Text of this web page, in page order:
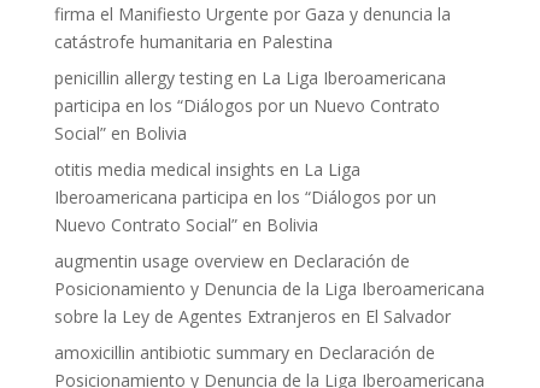
firma el Manifiesto Urgente por Gaza y denuncia la
catástrofe humanitaria en Palestina
penicillin allergy testingen La Liga Iberoamericana
participa en los “Diálogos por un Nuevo Contrato
Social” en Bolivia
otitis media medical insights en La Liga
Iberoamericana participa en los “Diálogos por un
Nuevo Contrato Social” en Bolivia
augmentin usage overviewen Declaración de
Posicionamiento y Denuncia de la Liga Iberoamericana
sobre la Ley de Agentes Extranjeros en El Salvador
amoxicillin antibiotic summaryen Declaración de
Posicionamiento y Denuncia de la Liga Iberoamericana